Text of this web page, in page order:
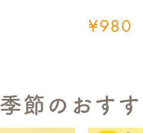
¥980
季節のおす